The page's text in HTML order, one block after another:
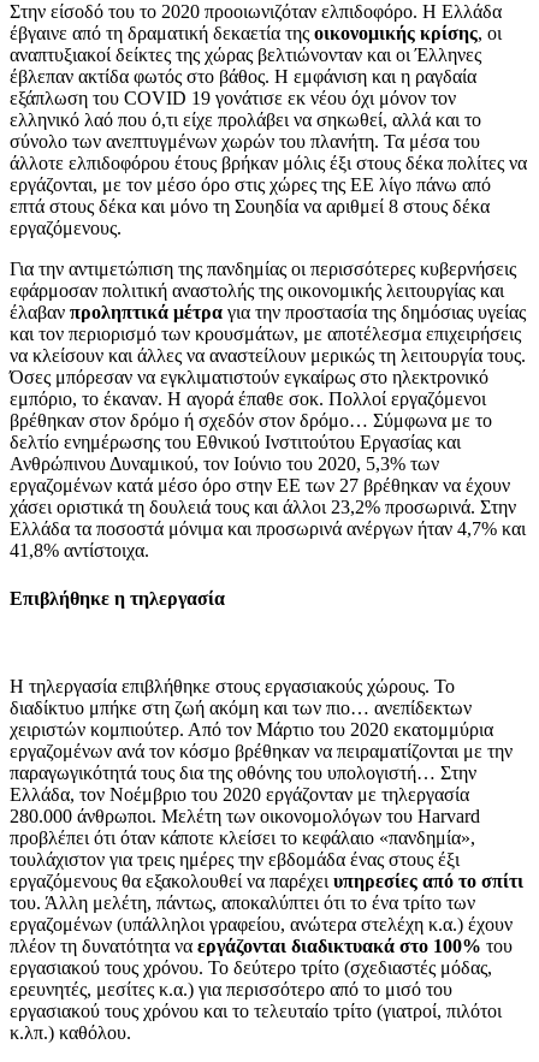
Στην είσοδό του το 2020 προοιωνιζόταν ελπιδοφόρο. Η Ελλάδα
έβγαινε από τη δραματική δεκαετία της οικονομικής κρίσης, οι
αναπτυξιακοί δείκτες της χώρας βελτιώνονταν και οι Έλληνες
έβλεπαν ακτίδα φωτός στο βάθος. Η εμφάνιση και η ραγδαία
εξάπλωση του COVID 19 γονάτισε εκ νέου όχι μόνον τον
ελληνικό λαό που ό,τι είχε προλάβει να σηκωθεί, αλλά και το
σύνολο των ανεπτυγμένων χωρών του πλανήτη. Τα μέσα του
άλλοτε ελπιδοφόρου έτους βρήκαν μόλις έξι στους δέκα πολίτες να
εργάζονται, με τον μέσο όρο στις χώρες της ΕΕ λίγο πάνω από
επτά στους δέκα και μόνο τη Σουηδία να αριθμεί 8 στους δέκα
εργαζόμενους.
Για την αντιμετώπιση της πανδημίας οι περισσότερες κυβερνήσεις
εφάρμοσαν πολιτική αναστολής της οικονομικής λειτουργίας και
έλαβαν προληπτικά μέτρα για την προστασία της δημόσιας υγείας
και τον περιορισμό των κρουσμάτων, με αποτέλεσμα επιχειρήσεις
να κλείσουν και άλλες να αναστείλουν μερικώς τη λειτουργία τους.
Όσες μπόρεσαν να εγκλιματιστούν εγκαίρως στο ηλεκτρονικό
εμπόριο, το έκαναν. Η αγορά έπαθε σοκ. Πολλοί εργαζόμενοι
βρέθηκαν στον δρόμο ή σχεδόν στον δρόμο… Σύμφωνα με το
δελτίο ενημέρωσης του Εθνικού Ινστιτούτου Εργασίας και
Ανθρώπινου Δυναμικού, τον Ιούνιο του 2020, 5,3% των
εργαζομένων κατά μέσο όρο στην ΕΕ των 27 βρέθηκαν να έχουν
χάσει οριστικά τη δουλειά τους και άλλοι 23,2% προσωρινά. Στην
Ελλάδα τα ποσοστά μόνιμα και προσωρινά ανέργων ήταν 4,7% και
41,8% αντίστοιχα.
Επιβλήθηκε η τηλεργασία
Η τηλεργασία επιβλήθηκε στους εργασιακούς χώρους. Το
διαδίκτυο μπήκε στη ζωή ακόμη και των πιο… ανεπίδεκτων
χειριστών κομπιούτερ. Από τον Μάρτιο του 2020 εκατομμύρια
εργαζομένων ανά τον κόσμο βρέθηκαν να πειραματίζονται με την
παραγωγικότητά τους δια της οθόνης του υπολογιστή… Στην
Ελλάδα, τον Νοέμβριο του 2020 εργάζονταν με τηλεργασία
280.000 άνθρωποι. Μελέτη των οικονομολόγων του Harvard
προβλέπει ότι όταν κάποτε κλείσει το κεφάλαιο «πανδημία»,
τουλάχιστον για τρεις ημέρες την εβδομάδα ένας στους έξι
εργαζόμενους θα εξακολουθεί να παρέχει υπηρεσίες από το σπίτι
του. Άλλη μελέτη, πάντως, αποκαλύπτει ότι το ένα τρίτο των
εργαζομένων (υπάλληλοι γραφείου, ανώτερα στελέχη κ.α.) έχουν
πλέον τη δυνατότητα να εργάζονται διαδικτυακά στο 100% του
εργασιακού τους χρόνου. Το δεύτερο τρίτο (σχεδιαστές μόδας,
ερευνητές, μεσίτες κ.α.) για περισσότερο από το μισό του
εργασιακού τους χρόνου και το τελευταίο τρίτο (γιατροί, πιλότοι
κ.λπ.) καθόλου.